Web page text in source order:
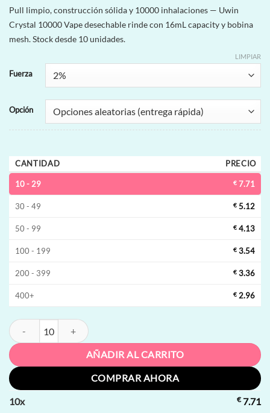
Valorado
con5de 5
en base a
2
valoraciones
de clientes
Pull limpio, construcción sólida y 10000 inhalaciones — Uwin
Crystal 10000 Vape desechable rinde con 16mL capacity y bobina
mesh. Stock desde 10 unidades.
Fuerza
Opción
LIMPIAR
CANTIDAD PRECIO
10 - 29 € 7.71
30 - 49 € 5.12
50 - 99 € 4.13
100 - 199 € 3.54
200 - 399 € 3.36
400+ € 2.96
Uwin Crystal 10000 Vape desechable | 10000 inhalaciones, 16mL
AÑADIR AL CARRITO
COMPRAR AHORA
10x €7.71